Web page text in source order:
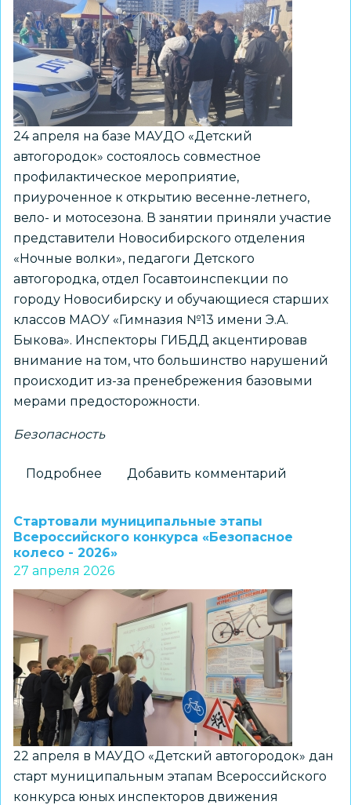
колесо-2026»
24 апреля на базе МАУДО «Детский
автогородок» состоялось совместное
профилактическое мероприятие,
приуроченное к открытию весенне-летнего,
вело- и мотосезона. В занятии приняли участие
представители Новосибирского отделения
«Ночные волки», педагоги Детского
автогородка, отдел Госавтоинспекции по
городу Новосибирску и обучающиеся старших
классов МАОУ «Гимназия №13 имени Э.А.
Быкова». Инспекторы ГИБДД акцентировав
внимание на том, что большинство нарушений
происходит из-за пренебрежения базовыми
мерами предосторожности.
Безопасность
Подробнее
на
двух
колёсах:
в
Детском
автогородке
прошло
профилактическое
занятие
по
безопасности
движения
Добавить комментарий
Стартовали муниципальные этапы
Всероссийского конкурса «Безопасное
колесо - 2026»
27 апреля 2026
22 апреля в МАУДО «Детский автогородок» дан
старт муниципальным этапам Всероссийского
конкурса юных инспекторов движения